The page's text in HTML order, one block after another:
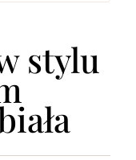
stylu